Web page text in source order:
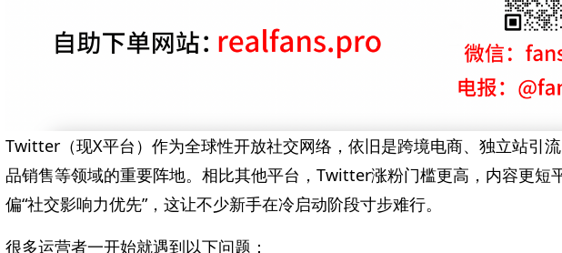
Twitter（现X平台）作为全球性开放社交网络，依旧是跨境电商、独立站引
品销售等领域的重要阵地。相比其他平台，Twitter涨粉门槛更高，内容更短
偏“社交影响力优先”，这让不少新手在冷启动阶段寸步难行。
很多运营者一开始就遇到以下问题：